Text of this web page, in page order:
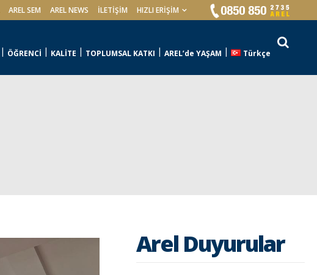
AREL SEM AREL NEWS İLETIŞIM HIZLI ERİŞİM
ÖĞRENCİ KALİTE TOPLUMSAL KATKI AREL’de YAŞAM Türkçe
Arel Duyurular